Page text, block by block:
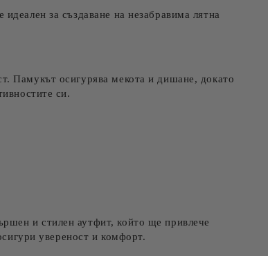
за създаване на незабравима лятна
Памукът осигурява мекота и дишане, докато
си.
и стилен аутфит, който ще привлече
увереност и комфорт.